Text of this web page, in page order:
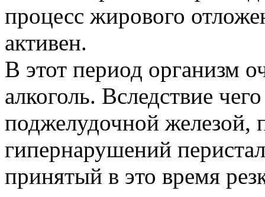
процесс жирового
активен.
В этот период организм
алкоголь. Вследствие
поджелудочной железой,
гипернарушений
принятый в это время